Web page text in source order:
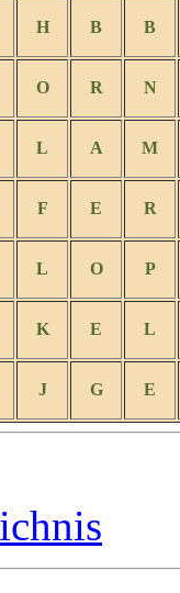
H B B
O R N
L A M
F E R
L O P
K E L
J G E